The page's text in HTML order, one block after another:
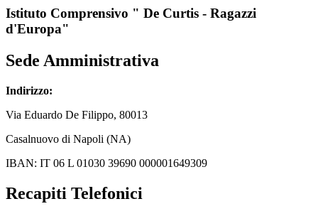
Istituto Comprensivo " De Curtis - Ragazzi
d'Europa"
Sede Amministrativa
Indirizzo:
Via Eduardo De Filippo, 80013
Casalnuovo di Napoli (NA)
IBAN: IT 06 L 01030 39690 000001649309
Recapiti Telefonici